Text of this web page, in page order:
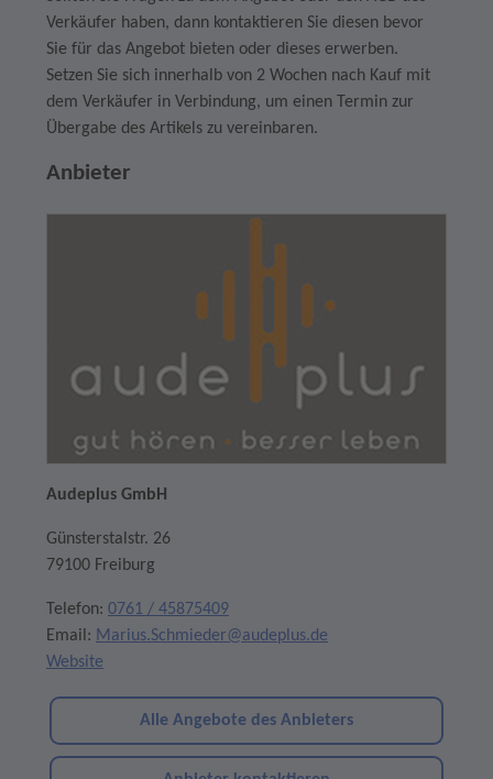
Verkäufer haben, dann kontaktieren Sie diesen bevor
Sie für das Angebot bieten oder dieses erwerben.
Setzen Sie sich innerhalb von 2 Wochen nach Kauf mit
dem Verkäufer in Verbindung, um einen Termin zur
Übergabe des Artikels zu vereinbaren.
Anbieter
Audeplus GmbH
Günsterstalstr. 26
79100 Freiburg
Telefon: 0761 / 45875409
Email: Marius.Schmieder@audeplus.de
Website
Alle Angebote des Anbieters